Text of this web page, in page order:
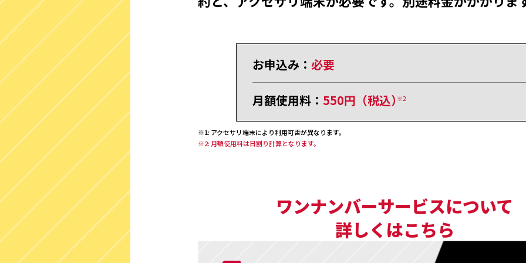
お申込み： 必要
月額使用料： 550円（税込）※2
※1: アクセサリ端末により利用可否が異なります。
※2: 月額使用料は日割り計算となります。
ワンナンバーサービスについて
詳しくはこちら